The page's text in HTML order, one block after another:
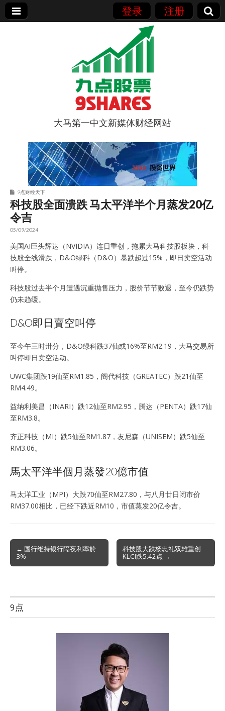
登录 注册
9点股票
大马第一中文新媒体财经网站
9点财经天下
科技股全面溃跌 马太平洋半个月蒸发20亿
令吉
05/09/2024
美国AI巨头辉达（NVIDIA）连日重创，拖累大马科技股板块，科
技股全线滑跌，D&O绿科（D&O）暴跌超过15%，即日卖空活动
叫停。
科技股过去半个月遭遇沉重抛售压力，股价节节败退，至今仍跌势
仍未趋缓。
D&O即日賣空叫停
至今午三时卅分，D&O绿科跌37仙或16%至RM2.19，大马交易所
叫停即日卖空活动。
UWC集团跌19仙至RM1.85，阁代科技（GREATEC）跌21仙至
RM4.49。
益纳利美昌（INARI）跌12仙至RM2.95，腾达（PENTA）跌17仙
至RM3.8。
齐正科技（MI）跌5仙至RM1.87，友尼森（UNISEM）跌5仙至
RM3.06。
馬太平洋半個月蒸發20億市值
马太洋工业（MPI）大跌70仙至RM27.80，与八月廿日闭市价
RM37.00相比，已经下跌近RM10，市值蒸发20亿令吉。
Post
navigation
← 国行维持银行隔夜利率於
3%
科技股大跌杨忠礼双雄重创
KLCI跌5.42点 →
9点